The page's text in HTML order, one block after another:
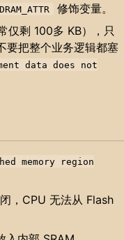
DRAM_ATTR
修饰变量。
仅剩 100多 KB），只
要把整个业务逻辑都塞
data does not
memory region
，CPU 无法从 Flash